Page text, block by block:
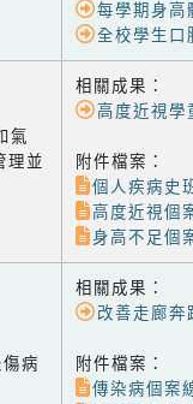
每學期身高
全校學生口
氣
理並
相關成果：
高度近視學
附件檔案：
個人疾病史
高度近視個
身高不足個
病
相關成果：
改善走廊奔
附件檔案：
傳染病個案